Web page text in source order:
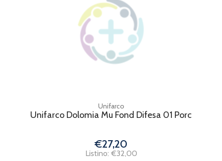
Unifarco
Unifarco Dolomia Mu Fond Difesa 01 Porc
€27,20
Listino: €32,00